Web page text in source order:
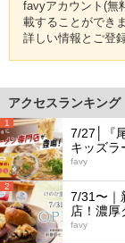
favyアカウント(無
載することができま
詳しい情報とご登
アクセスランキング
1
7/27│『
キッズラ
favy
2
7/31〜｜
店！濃厚
favy